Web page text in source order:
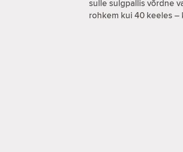
sulle sulgpallis võrdne
rohkem kui 40 keeles –